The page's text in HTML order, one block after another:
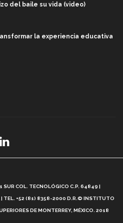
del baile su vida (video)
la experiencia educativa
Educativo Tec? (video)
SUR COL. TECNOLÓGICO C.P. 64849 |
| TEL. +52 (81) 8358-2000 D.R.© INSTITUTO
DE MONTERREY, MÉXICO. 2018